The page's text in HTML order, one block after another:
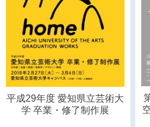
平成29年度 愛知県立芸術大
学 卒業・修了制作展